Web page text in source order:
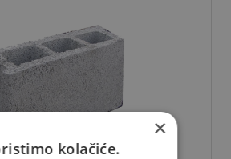
×
kolačiće.